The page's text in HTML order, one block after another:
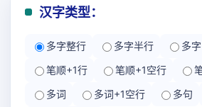
汉字类型：
多字整行 多字半行 多
笔顺+1行
笔顺+1空行
多词
多词+1空行 多句